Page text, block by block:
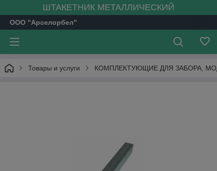
ШТАКЕТНИК МЕТАЛЛИЧЕСКИЙ
ООО "Арселорбел"
Товары и услуги КОМПЛЕКТУЮЩИЕ ДЛЯ ЗАБОРА,